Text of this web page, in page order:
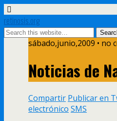
retinosis.org
sábado,junio,2009 • no
Noticias de
Compartir Publicar en
electrónico SMS